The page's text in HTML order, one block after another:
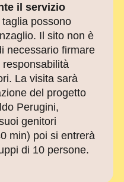
il servizio
possono
Il sito non è
necessario firmare
La visita sarà
del progetto
Perugini,
genitori
min) poi si entrerà
di 10 persone.